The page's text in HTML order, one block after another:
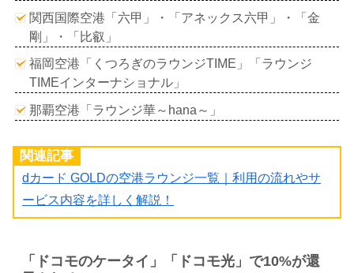
関西国際空港「六甲」・「アネックス六甲」・「金
剛」・「比叡」
福岡空港「くつろぎのラウンジTIME」「ラウンジ
TIMEインターナショナル」
那覇空港「ラウンジ華～hana～」
関連記事
dカード GOLDの空港ラウンジ一覧｜利用の流れやサ
ービス内容を詳しく解説！
「ドコモのケータイ」「ドコモ光」で10%が還